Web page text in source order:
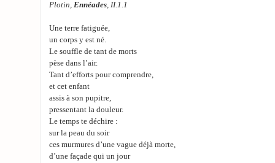
Plotin, Ennéades, II.1.1
Une terre fatiguée,
un corps y est né.
Le souffle de tant de morts
pèse dans l’air.
Tant d’efforts pour comprendre,
et cet enfant
assis à son pupitre,
pressentant la douleur.
Le temps te déchire :
sur la peau du soir
ces murmures d’une vague déjà morte,
d’une façade qui un jour